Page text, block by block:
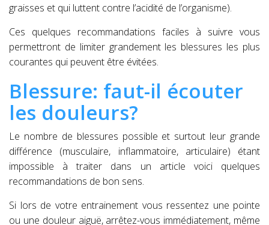
graisses et qui luttent contre l’acidité de l’organisme).
Ces quelques recommandations faciles à suivre vous
permettront de limiter grandement les blessures les plus
courantes qui peuvent être évitées.
Blessure: faut-il écouter
les douleurs?
Le nombre de blessures possible et surtout leur grande
différence (musculaire, inflammatoire, articulaire) étant
impossible à traiter dans un article voici quelques
recommandations de bon sens.
Si lors de votre entrainement vous ressentez une pointe
ou une douleur aiguë, arrêtez-vous immédiatement, même